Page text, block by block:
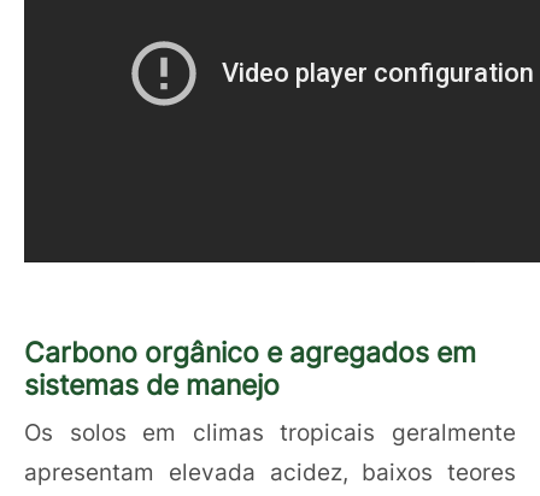
Carbono orgânico e agregados em
sistemas de manejo
Os solos em climas tropicais geralmente
apresentam elevada acidez, baixos teores